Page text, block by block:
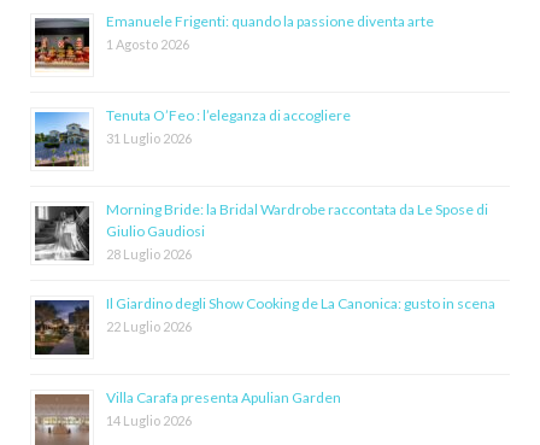
Emanuele Frigenti: quando la passione diventa arte
1 Agosto 2026
Tenuta O’Feo : l’eleganza di accogliere
31 Luglio 2026
Morning Bride: la Bridal Wardrobe raccontata da Le Spose di
Giulio Gaudiosi
28 Luglio 2026
Il Giardino degli Show Cooking de La Canonica: gusto in scena
22 Luglio 2026
Villa Carafa presenta Apulian Garden
14 Luglio 2026